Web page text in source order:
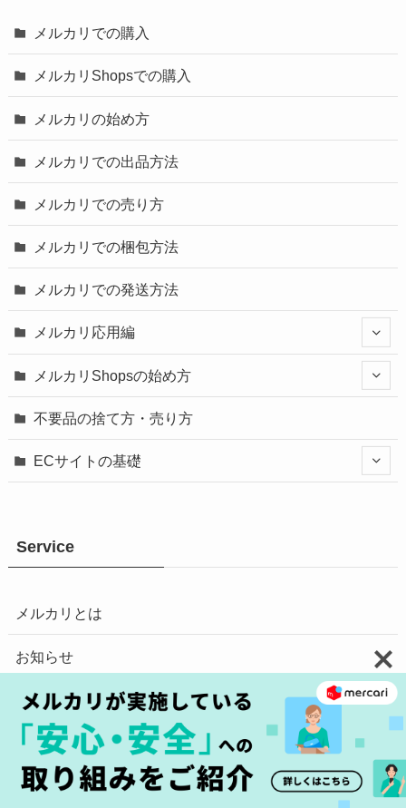
メルカリでの購入
メルカリShopsでの購入
メルカリの始め方
メルカリでの出品方法
メルカリでの売り方
メルカリでの梱包方法
メルカリでの発送方法
メルカリ応用編
メルカリShopsの始め方
不要品の捨て方・売り方
ECサイトの基礎
Service
メルカリとは
お知らせ
使いかた
もっとメルカリを知る
SNSをフォロー